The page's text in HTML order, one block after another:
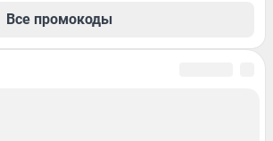
Все промокоды